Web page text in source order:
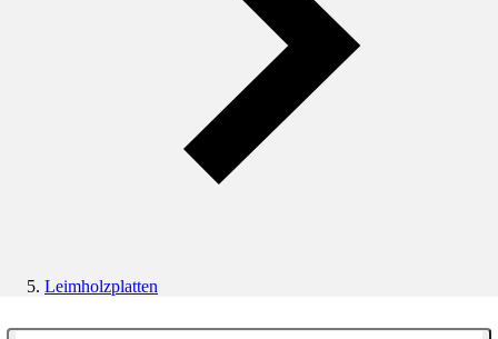
Leimholzplatten